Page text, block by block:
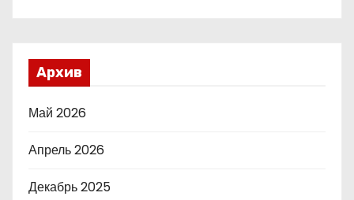
Архив
Май 2026
Апрель 2026
Декабрь 2025